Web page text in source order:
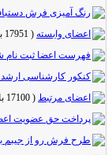
رنگ آمیزی فرش دستباف
اعضای وابسته(17951 بازدید
فهرست اعضا ثبت نام
کنکور کارشناسی ارشد
اعضای مرتبط(17100 بازدید
پرداخت حق عضویت اعضا
طرح فرش رو از جیبم